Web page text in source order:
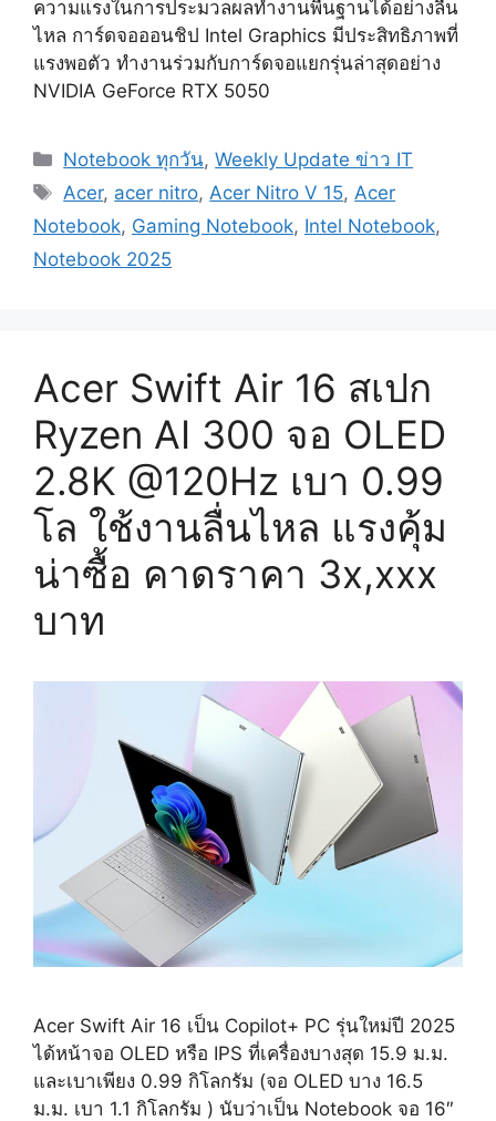
ความแรงในการประมวลผลทำงานพื้นฐานได้อย่างลื่น
ไหล การ์ดจอออนชิป Intel Graphics มีประสิทธิภาพที่
แรงพอตัว ทำงานร่วมกับการ์ดจอแยกรุ่นล่าสุดอย่าง
NVIDIA GeForce RTX 5050
Categories
Notebook ทุกวัน,Weekly Update ข่าว IT
Tags
Acer, acer nitro, Acer Nitro V 15, Acer
Notebook, Gaming Notebook, Intel Notebook,
Notebook 2025
Acer Swift Air 16 สเปก
Ryzen AI 300 จอ OLED
2.8K @120Hz เบา 0.99
โล ใช้งานลื่นไหล แรงคุ้ม
น่าซื้อ คาดราคา 3x,xxx
บาท
Acer Swift Air 16 เป็น Copilot+ PC รุ่นใหม่ปี 2025
ได้หน้าจอ OLED หรือ IPS ที่เครื่องบางสุด 15.9 ม.ม.
และเบาเพียง 0.99 กิโลกรัม (จอ OLED บาง 16.5
ม.ม. เบา 1.1 กิโลกรัม ) นับว่าเป็น Notebook จอ 16″